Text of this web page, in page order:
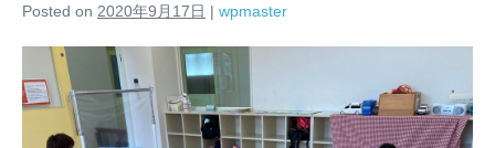
Posted on 2020年9月17日 | wpmaster